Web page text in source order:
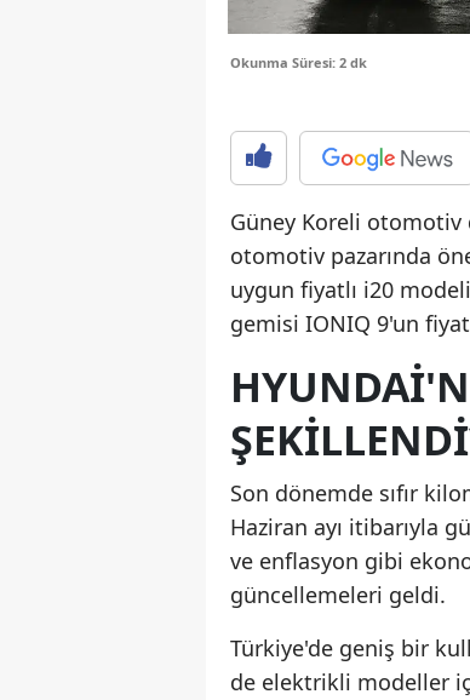
Okunma Süresi: 2 dk
Güney Koreli otomotiv
otomotiv pazarında
uygun fiyatlı i20
gemisi IONIQ 9'un
Son dönemde sıfır
Haziran ayı itibarıyla
ve enflasyon gibi
güncellemeleri geldi.
Türkiye'de geniş bir
de elektrikli modeller